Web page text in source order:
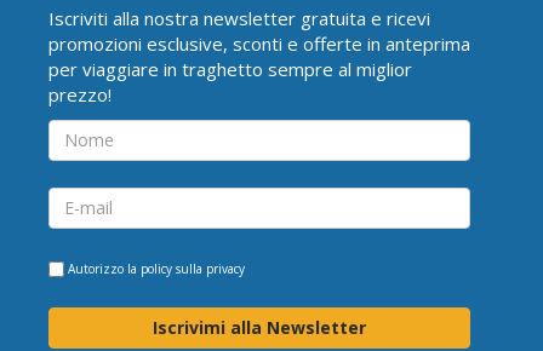
Iscriviti alla nostra newsletter gratuita e ricevi
promozioni esclusive, sconti e offerte in anteprima
per viaggiare in traghetto sempre al miglior
prezzo!
Autorizzo la policy sulla privacy
Iscrivimi alla Newsletter